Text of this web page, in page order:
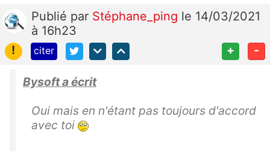
Publié par Stéphane_ping le 14/03/2021
à 16h23
!
citer + -
Bysoft a écrit
Oui mais en n'étant pas toujours d'accord
avec toi